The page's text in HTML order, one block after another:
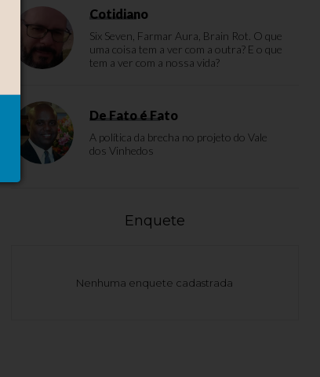
Cotidiano
Six Seven, Farmar Aura, Brain Rot. O que
uma coisa tem a ver com a outra? E o que
tem a ver com a nossa vida?
De Fato é Fato
A política da brecha no projeto do Vale
dos Vinhedos
Enquete
Nenhuma enquete cadastrada